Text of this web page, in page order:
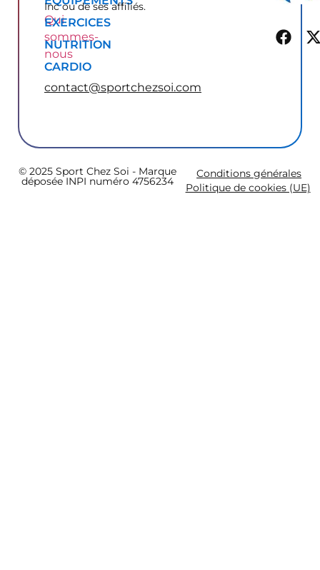
Qui
sommes-
nous
contact@sportchezsoi.com
EXERCICES
NUTRITION
CARDIO
Inc ou de ses affiliés.
© 2025 Sport Chez Soi - Marque
déposée INPI numéro 4756234
Conditions générales
Politique de cookies (UE)